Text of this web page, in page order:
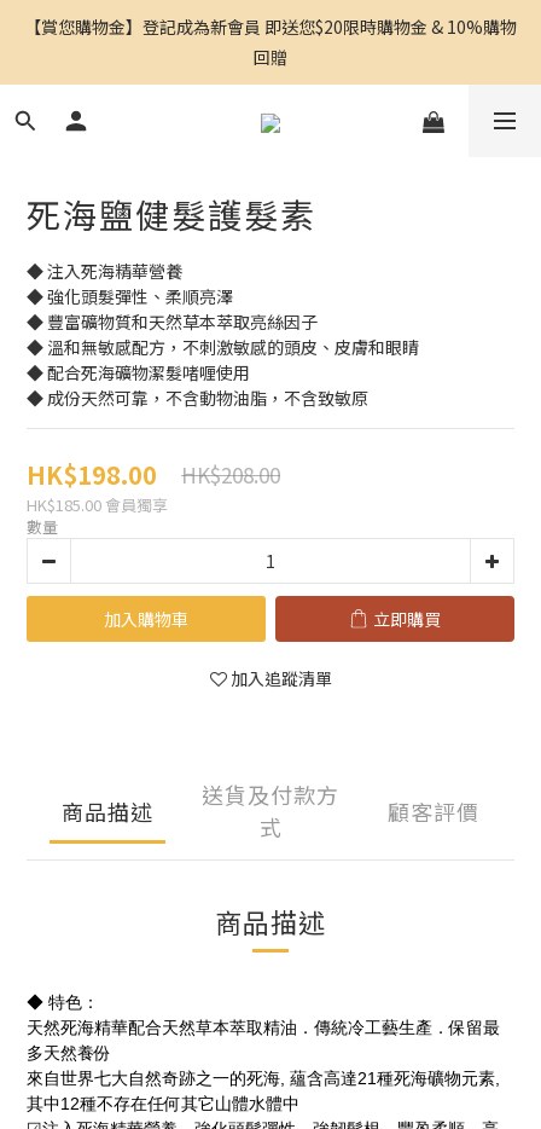
【賞您購物金】登記成為新會員 即送您$20限時購物金 & 10%購物
回贈
死海鹽健髮護髮素
◆ 注入死海精華營養
◆ 強化頭髮彈性、柔順亮澤
◆ 豐富礦物質和天然草本萃取亮絲因子
◆ 溫和無敏感配方，不刺激敏感的頭皮、皮膚和眼睛
◆ 配合死海礦物潔髮啫喱使用
◆ 成份天然可靠，不含動物油脂，不含致敏原
HK$198.00 HK$208.00
HK$185.00 會員獨享
數量
加入購物車 立即購買
加入追蹤清單
商品描述
送貨及付款方
式
顧客評價
商品描述
◆ 特色：
天然死海精華配合天然草本萃取精油．傳統冷工藝生產．保留最
多天然養份
來自世界七大自然奇跡之一的死海, 蘊含高達21種死海礦物元素,
其中12種不存在任何其它山體水體中